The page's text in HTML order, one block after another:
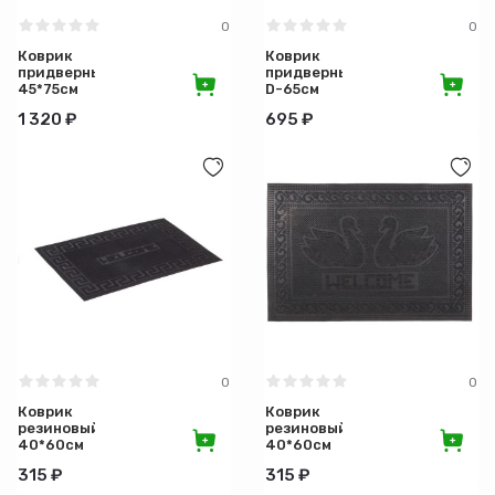
0
Коврик
придверный
45*75см
ПРИВЕТСТВИЕ
1 320 ₽
0
Коврик
придверный
D-65см
COMFORT
695 ₽
0
Коврик
резиновый
40*60см
Welcome
315 ₽
0
Коврик
резиновый
40*60см
ЛЕБЕДИ
315 ₽